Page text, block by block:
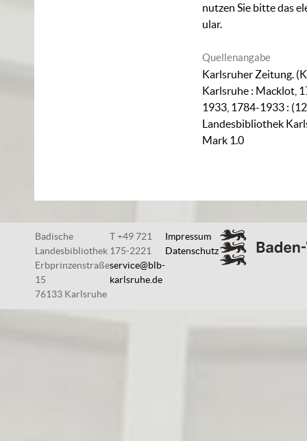
nutzen Sie bitte das
ular.
Quellenangabe
Karlsruher Zeitung.
Karlsruhe : Macklot,
1933, 1784-1933 :
Landesbibliothek
Mark 1.0
Badische
Landesbibliothek
Erbprinzenstraße
15
76133 Karlsruhe
T +49 721
175-2221
service@blb-
karlsruhe.de
Impressum
Datenschutz